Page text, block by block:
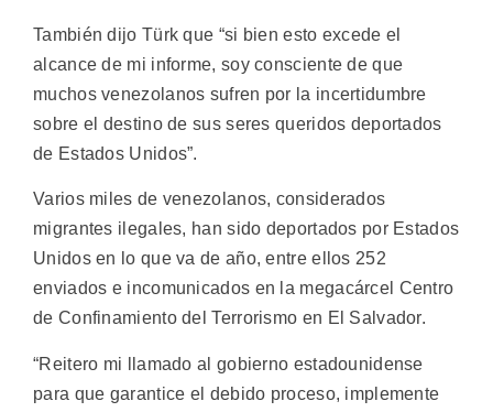
También dijo Türk que “si bien esto excede el
alcance de mi informe, soy consciente de que
muchos venezolanos sufren por la incertidumbre
sobre el destino de sus seres queridos deportados
de Estados Unidos”.
Varios miles de venezolanos, considerados
migrantes ilegales, han sido deportados por Estados
Unidos en lo que va de año, entre ellos 252
enviados e incomunicados en la megacárcel Centro
de Confinamiento del Terrorismo en El Salvador.
“Reitero mi llamado al gobierno estadounidense
para que garantice el debido proceso, implemente